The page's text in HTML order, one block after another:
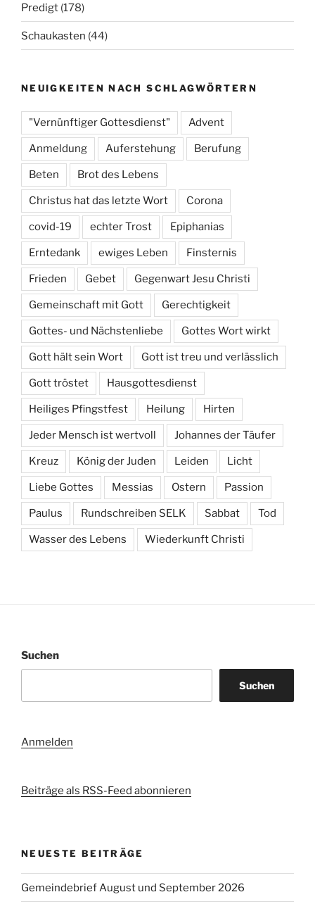
Predigt (178)
Schaukasten (44)
NEUIGKEITEN NACH SCHLAGWÖRTERN
"Vernünftiger Gottesdienst" Advent
Anmeldung Auferstehung Berufung
Beten Brot des Lebens
Christus hat das letzte Wort Corona
covid-19 echter Trost Epiphanias
Erntedank ewiges Leben Finsternis
Frieden Gebet Gegenwart Jesu Christi
Gemeinschaft mit Gott Gerechtigkeit
Gottes- und Nächstenliebe Gottes Wort wirkt
Gott hält sein Wort Gott ist treu und verlässlich
Gott tröstet Hausgottesdienst
Heiliges Pfingstfest Heilung Hirten
Jeder Mensch ist wertvoll Johannes der Täufer
Kreuz König der Juden Leiden Licht
Liebe Gottes Messias Ostern Passion
Paulus Rundschreiben SELK Sabbat Tod
Wasser des Lebens Wiederkunft Christi
Suchen
Suchen
Anmelden
Beiträge als RSS-Feed abonnieren
NEUESTE BEITRÄGE
Gemeindebrief August und September 2026